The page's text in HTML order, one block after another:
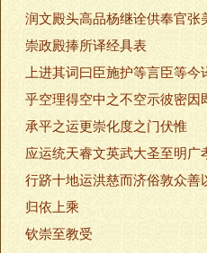
润文殿头高品杨继诠供奉官
崇政殿捧所译经具表
上进其词曰臣施护等言臣等
乎空理得空中之不空示彼密
承平之运更崇化度之门伏惟
应运统天睿文英武大圣至明广
行跻十地运洪慈而济俗敦众善
归依上乘
钦崇至教受